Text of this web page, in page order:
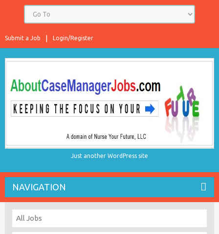
Login/Register
Submit a Job
Just another WordPress site
NAVIGATION